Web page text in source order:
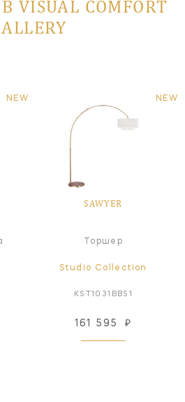
VISUAL COMFORT
NEW NEW
SAWYER
Торшер
Studio Collection
KST1031BBS1
161 595 ₽